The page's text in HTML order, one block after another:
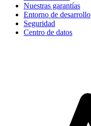
Nuestras garantías
Entorno de desarrollo
Seguridad
Centro de datos